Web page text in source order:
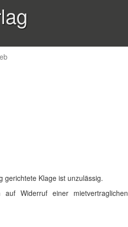
gerichtete Klage ist unzulässig.
Widerruf einer mietvertraglichen